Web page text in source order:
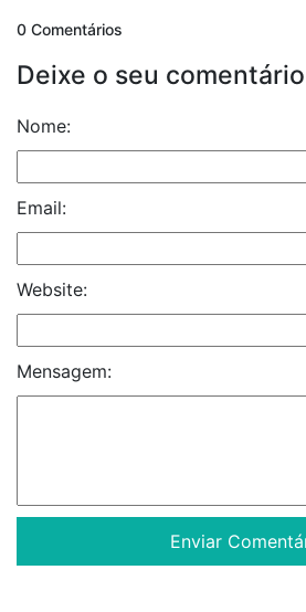
0 Comentários
Deixe o seu
Nome:
Email:
Website:
Mensagem: